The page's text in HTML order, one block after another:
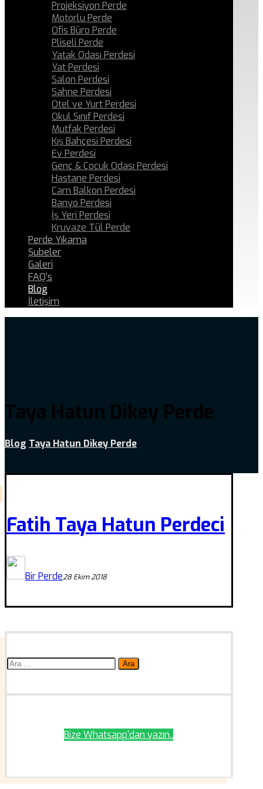
Projeksiyon Perde
Motorlu Perde
Ofis Büro Perde
Pliseli Perde
Yatak Odası Perdesi
Yat Perdesi
Salon Perdesi
Sahne Perdesi
Otel ve Yurt Perdesi
Okul Sınıf Perdesi
Mutfak Perdesi
Kış Bahçesi Perdesi
Ev Perdesi
Genç & Çocuk Odası Perdesi
Hastane Perdesi
Cam Balkon Perdesi
Banyo Perdesi
İş Yeri Perdesi
Kruvaze Tül Perde
Perde Yıkama
Şubeler
Galeri
FAQ’s
Blog
İletişim
Taya Hatun Dikey Perde
Blog Taya Hatun Dikey Perde
Fatih Taya Hatun Perdeci
Bir Perde28 Ekim 2018
Arama:
Bize Whatsapp'dan yazın..